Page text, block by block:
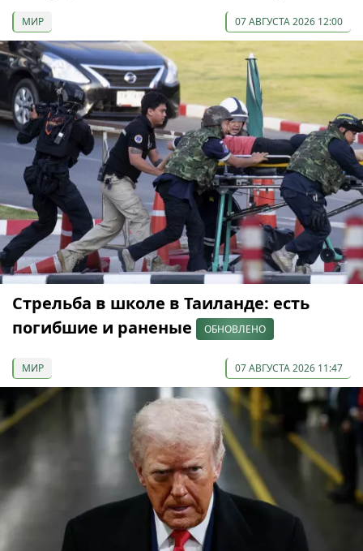
МИР 07 АВГУСТА 2026 12:00
Стрельба в школе в Таиланде: есть
погибшие и раненые
ОБНОВЛЕНО
МИР 07 АВГУСТА 2026 11:47